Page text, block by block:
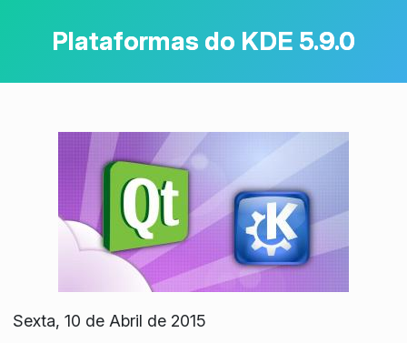
Plataformas do KDE 5.9.0
Sexta, 10 de Abril de 2015